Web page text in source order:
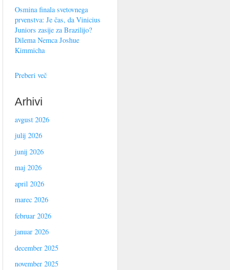
Osmina finala svetovnega
prvenstva: Je čas, da Vinicius
Juniors zasije za Brazilijo?
Dilema Nemca Joshue
Kimmicha
Preberi več
Arhivi
avgust 2026
julij 2026
junij 2026
maj 2026
april 2026
marec 2026
februar 2026
januar 2026
december 2025
november 2025